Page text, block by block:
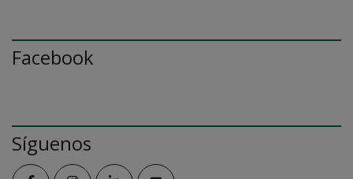
Facebook
Síguenos